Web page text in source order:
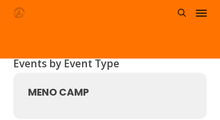
Skip
Menu
Events by Event Type
MENO CAMP